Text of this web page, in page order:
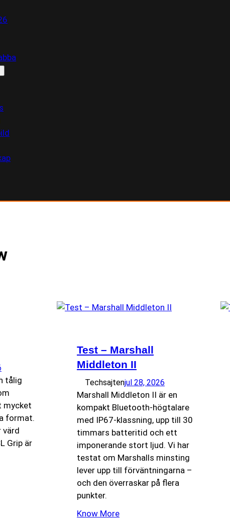
tålig
mycket
format.
värd
Grip är
Test – Marshall
Middleton II
Techsajtenjul 28, 2026
Marshall Middleton II är en
kompakt Bluetooth-högtalare
med IP67-klassning, upp till 30
timmars batteritid och ett
imponerande stort ljud. Vi har
testat om Marshalls minsting
lever upp till förväntningarna –
och den överraskar på flera
punkter.
Know More